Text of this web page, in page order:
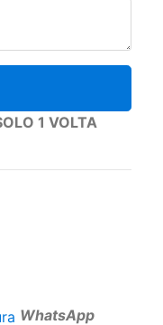
1 VOLTA